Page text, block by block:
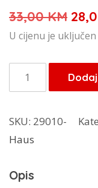
33,00KM
je:
U cijenu je uključen
Berlinger
Haus
Gold
tava
BH-
SKU: 29010-
Haus
Opis